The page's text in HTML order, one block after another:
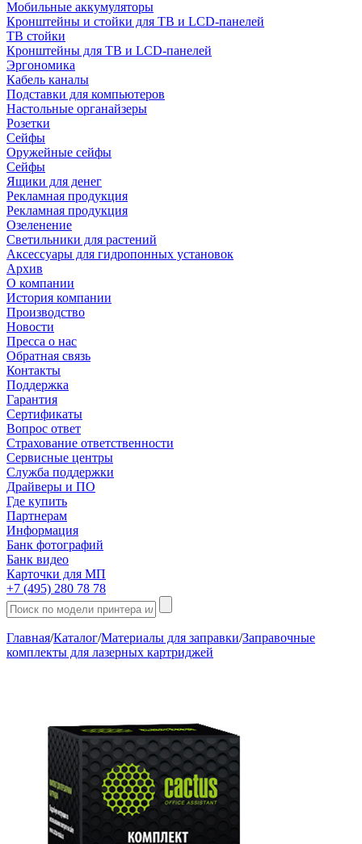
Мобильные аккумуляторы
Кронштейны и стойки для ТВ и LCD-панелей
ТВ стойки
Кронштейны для ТВ и LCD-панелей
Эргономика
Кабель каналы
Подставки для компьютеров
Настольные органайзеры
Розетки
Сейфы
Оружейные сейфы
Сейфы
Ящики для денег
Рекламная продукция
Рекламная продукция
Озеленение
Светильники для растений
Аксессуары для гидропонных установок
Архив
О компании
История компании
Производство
Новости
Пресса о нас
Обратная связь
Контакты
Поддержка
Гарантия
Сертификаты
Вопрос ответ
Страхование ответственности
Сервисные центры
Служба поддержки
Драйверы и ПО
Где купить
Партнерам
Информация
Банк фотографий
Банк видео
Карточки для МП
+7 (495) 280 78 78
Главная/Каталог/Материалы для заправки/Заправочные
комплекты для лазерных картриджей